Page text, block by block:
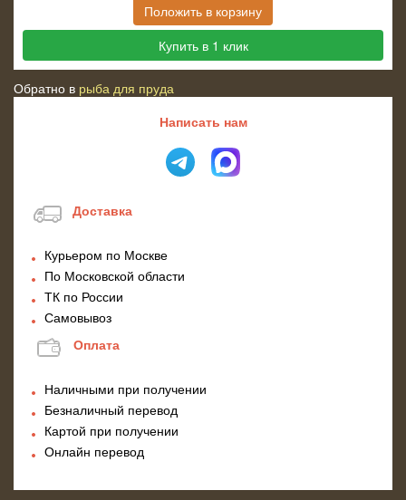
Положить в корзину
Купить в 1 клик
Обратно в рыба для пруда
Написать нам
Доставка
Курьером по Москве
По Московской области
ТК по России
Самовывоз
Оплата
Наличными при получении
Безналичный перевод
Картой при получении
Онлайн перевод